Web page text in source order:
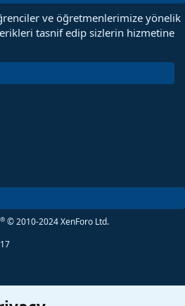
ve öğretmenlerimize yönelik
tasnif edip sizlerin hizmetine
® © 2010-2024 XenForo Ltd.